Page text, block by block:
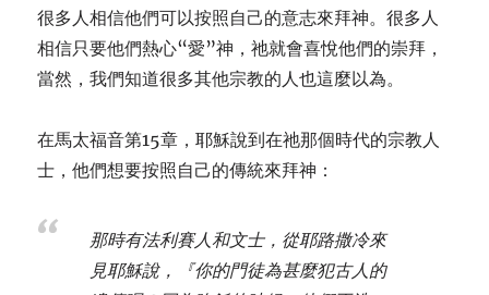
很多人相信他們可以按照自己的意志來拜神。很多人
相信只要他們熱心“愛”神，祂就會喜悅他們的崇拜，
當然，我們知道很多其他宗教的人也這麼以為。
在馬太福音第15章，耶穌說到在祂那個時代的宗教人
士，他們想要按照自己的傳統來拜神：
那時有法利賽人和文士，從耶路撒冷來
見耶穌說，『你的門徒為甚麼犯古人的